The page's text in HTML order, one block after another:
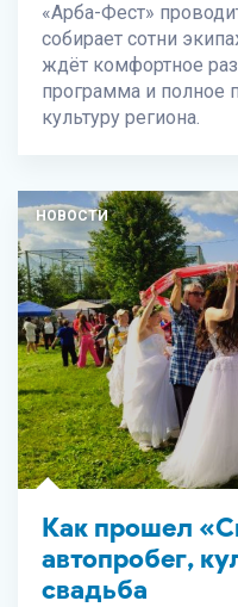
«Арба-Фест»
собирает сотни
ждёт комфортное
программа и полное
культуру региона.
НОВОСТИ
Как прошел
автопробег,
свадьба